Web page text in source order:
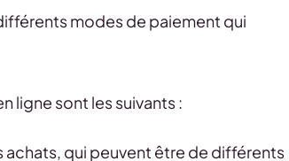
modes de paiement qui
ligne sont les suivants :
achats, qui peuvent être de différents